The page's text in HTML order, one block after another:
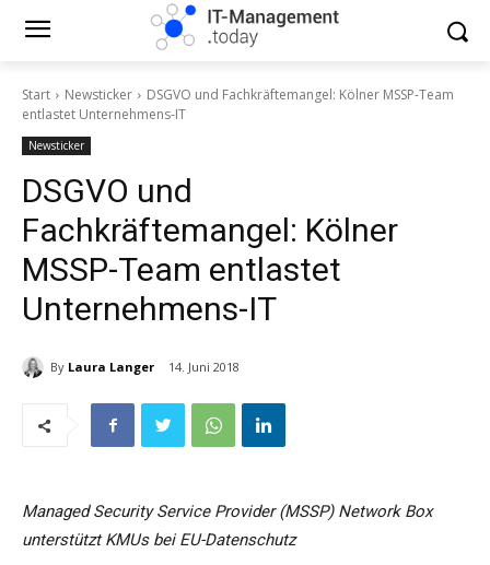
Start Newsticker
DSGVO und Fachkräftemangel: Kölner MSSP-Team
entlastet Unternehmens-IT
Newsticker
DSGVO und
Fachkräftemangel: Kölner
MSSP-Team entlastet
Unternehmens-IT
By Laura Langer 14. Juni 2018
Managed Security Service Provider (MSSP) Network Box
unterstützt KMUs bei EU-Datenschutz